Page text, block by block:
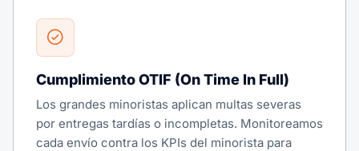
Cumplimiento OTIF (On Time In Full)
Los grandes minoristas aplican multas severas
por entregas tardías o incompletas. Monitoreamos
cada envío contra los KPIs del minorista para